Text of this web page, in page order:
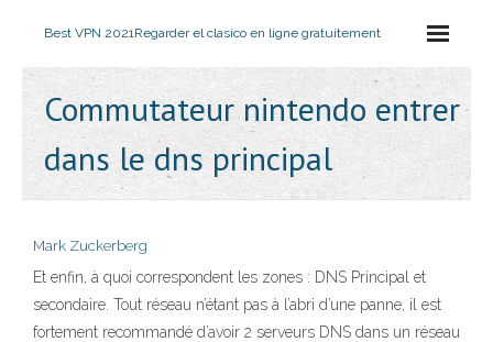
Best VPN 2021Regarder el clasico en ligne gratuitement
Commutateur nintendo entrer
dans le dns principal
Mark Zuckerberg
Et enfin, à quoi correspondent les zones : DNS Principal et
secondaire. Tout réseau n’étant pas à l’abri d’une panne, il est
fortement recommandé d’avoir 2 serveurs DNS dans un réseau